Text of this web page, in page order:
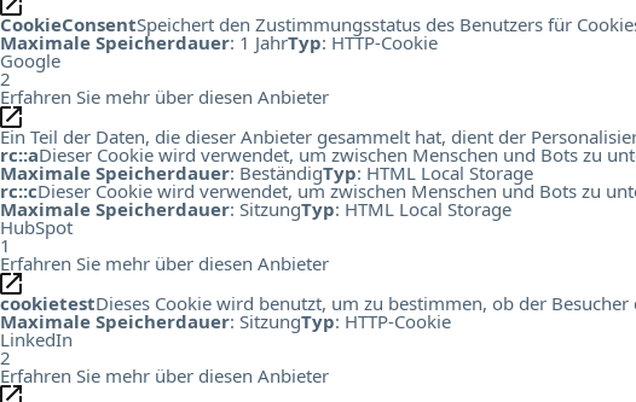
CookieConsentSpeichert den Zustimmungsstatus des Benutzers für
Maximale Speicherdauer: 1 JahrTyp: HTTP-Cookie
Google
2
Erfahren Sie mehr über diesen Anbieter
Ein Teil der Daten, die dieser Anbieter gesammelt hat, dient der
rc::aDieser Cookie wird verwendet, um zwischen Menschen und Bots zu
Maximale Speicherdauer: BeständigTyp: HTML Local Storage
rc::cDieser Cookie wird verwendet, um zwischen Menschen und Bots zu
Maximale Speicherdauer: SitzungTyp: HTML Local Storage
HubSpot
1
Erfahren Sie mehr über diesen Anbieter
cookietestDieses Cookie wird benutzt, um zu bestimmen, ob der
Maximale Speicherdauer: SitzungTyp: HTTP-Cookie
LinkedIn
2
Erfahren Sie mehr über diesen Anbieter